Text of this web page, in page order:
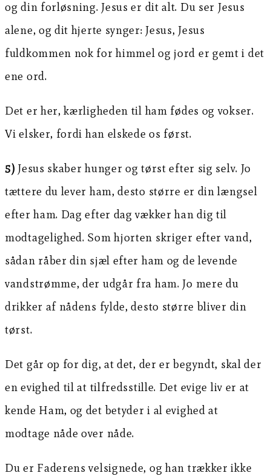
og din forløsning. Jesus er dit alt. Du ser Jesus
alene, og dit hjerte synger: Jesus, Jesus
fuldkommen nok for himmel og jord er gemt i det
ene ord.
Det er her, kærligheden til ham fødes og vokser.
Vi elsker, fordi han elskede os først.
5) Jesus skaber hunger og tørst efter sig selv. Jo
tættere du lever ham, desto større er din længsel
efter ham. Dag efter dag vækker han dig til
modtagelighed. Som hjorten skriger efter vand,
sådan råber din sjæl efter ham og de levende
vandstrømme, der udgår fra ham. Jo mere du
drikker af nådens fylde, desto større bliver din
tørst.
Det går op for dig, at det, der er begyndt, skal der
en evighed til at tilfredsstille. Det evige liv er at
kende Ham, og det betyder i al evighed at
modtage nåde over nåde.
Du er Faderens velsignede, og han trækker ikke